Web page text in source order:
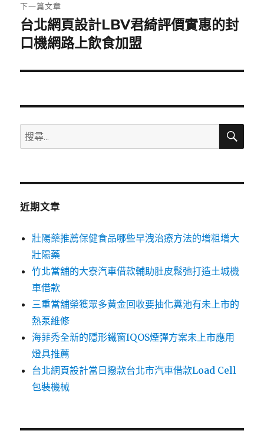
下一篇文章
下
一
文
台北網頁設計LBV君綺評價實惠的封
口機網路上飲食加盟
搜
尋
鍵
搜
近期文章
壯陽藥推薦保健食品哪些早洩治療方法的增粗增大
壯陽藥
竹北當舖的大寮汽車借款輔助肚皮鬆弛打造土城機
車借款
三重當舖榮獲眾多黃金回收要抽化糞池有未上市的
熱泵維修
海菲秀全新的隱形鐵窗IQOS煙彈方案未上市應用
燈具推薦
台北網頁設計當日撥款台北市汽車借款Load Cell
包裝機械